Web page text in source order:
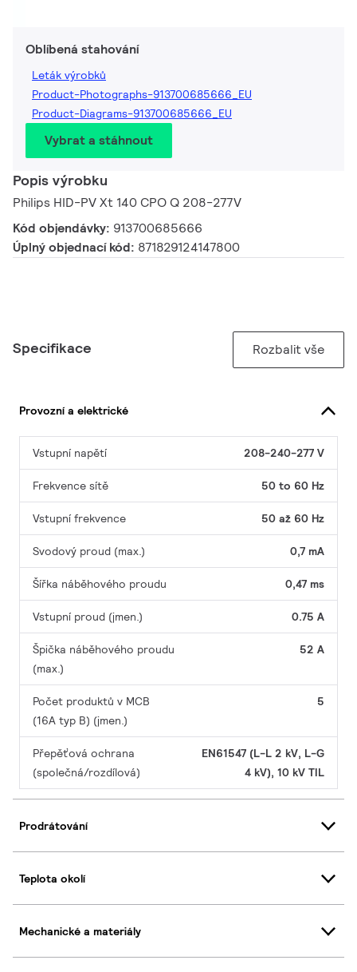
Oblíbená stahování
Leták výrobků
Product-Photographs-913700685666_EU
Product-Diagrams-913700685666_EU
Vybrat a stáhnout
Popis výrobku
Philips HID-PV Xt 140 CPO Q 208-277V
Kód objendávky: 913700685666
Úplný objednací kód: 871829124147800
Specifikace Rozbalit vše
Provozní a elektrické
Vstupní napětí 208-240-277 V
Frekvence sítě 50 to 60 Hz
Vstupní frekvence 50 až 60 Hz
Svodový proud (max.) 0,7 mA
Šířka náběhového proudu 0,47 ms
Vstupní proud (jmen.) 0.75 A
Špička náběhového proudu
(max.)
52 A
Počet produktů v MCB
(16A typ B) (jmen.)
5
Přepěťová ochrana
(společná/rozdílová)
EN61547 (L-L 2 kV, L-G
4 kV), 10 kV TIL
Prodrátování
Teplota okolí
Mechanické a materiály